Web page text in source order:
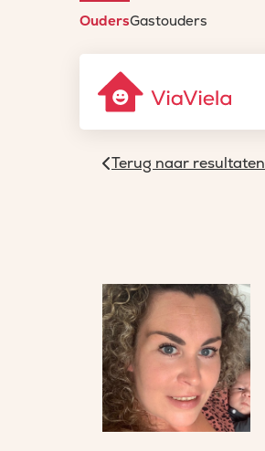
OudersGastouders
Terug naar resultaten